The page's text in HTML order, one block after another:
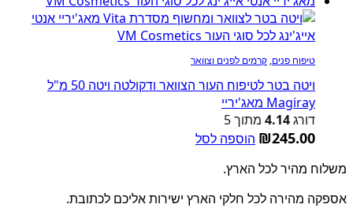
טיפוח פנים, קרמים לפנים וצוואר
ויטה בטר לטיפוח העור הצוואר ודקולטה ויטה 50 מ"ל
Magiray מאג'יריי
דורג4.14 מתוך 5
₪245.00
הוספה לסל
משלוח מהיר לכל הארץ.
אספקה מהירה לכל חלקי הארץ ישירות אליכם לכתובת.